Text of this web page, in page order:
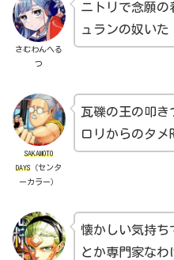
さむわんへる
つ
ニトリで念願の
ュランの奴いた
SAKAMOTO
DAYS （センタ
ーカラー）
瓦礫の王の叩き
ロリからのタメ
懐かしい気持ち
とか専門家なわ